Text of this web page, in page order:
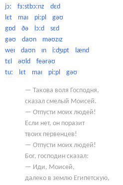
jɔː fɜːstbɔːnz dɛd
lɛt maɪ piːpl gəʊ
gɒd ðə lɔːd sɛd
gəʊ daʊn məʊzɪz
weɪ daʊn ɪn iːʤɪpt lænd
tɛl əʊld feərəʊ
tuː lɛt maɪ piːpl gəʊ
— Такова воля Господня,
сказал смелый Моисей.
— Отпусти моих людей!
Если нет, он поразит
твоих первенцев!
— Отпусти моих людей!
Бог, господин сказал:
— Иди, Моисей,
далеко в землю Египетскую,